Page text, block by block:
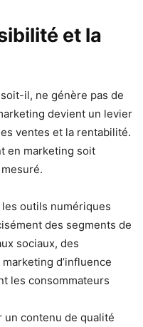
et la
il, ne génère pas de
devient un levier
ventes et la rentabilité.
en marketing soit
les outils numériques
des segments de
sociaux, des
d’influence
les consommateurs
un contenu de qualité